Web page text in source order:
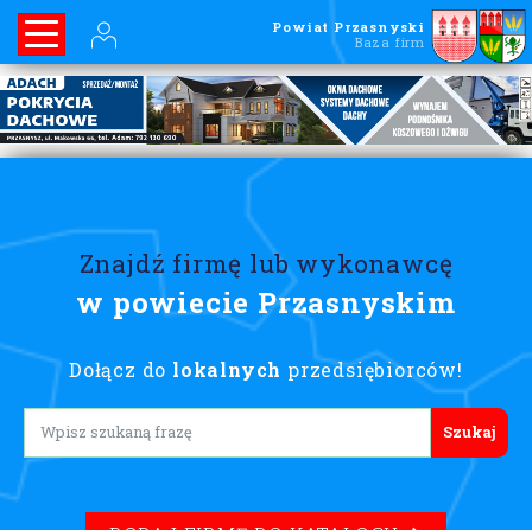
Powiat Przasnyski
Baza firm
Znajdź firmę lub wykonawcę
w powiecie Przasnyskim
Dołącz do lokalnych przedsiębiorców!
Lorem ipsum